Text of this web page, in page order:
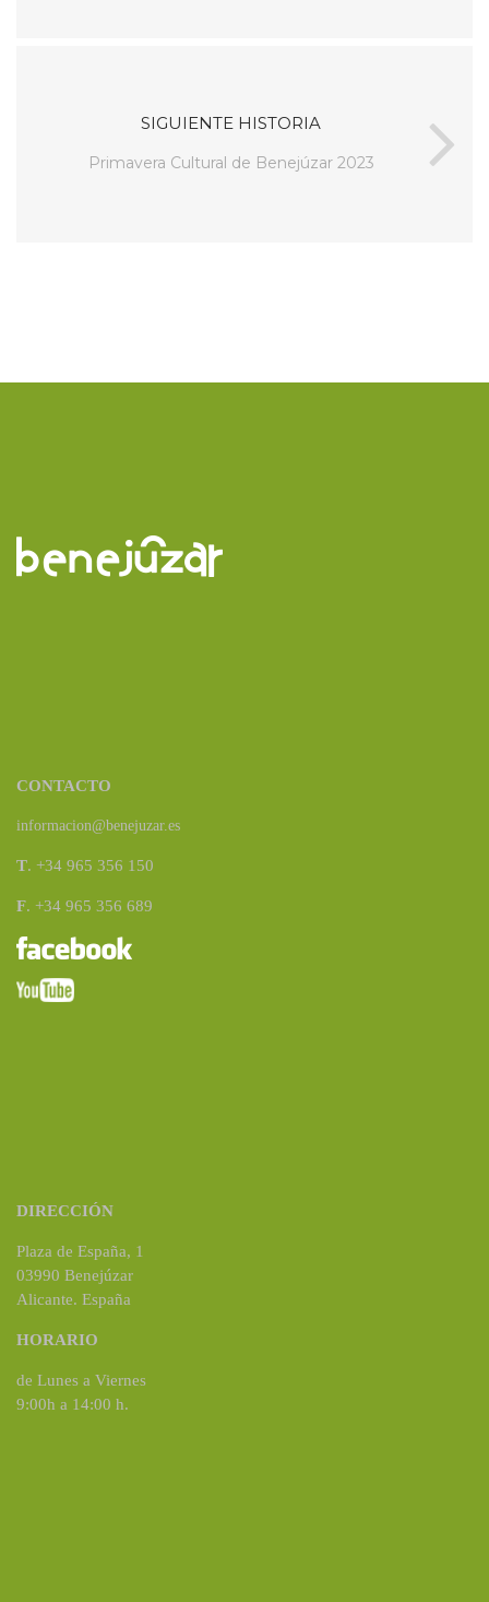
SIGUIENTE HISTORIA
Primavera Cultural de Benejúzar 2023
CONTACTO
informacion@benejuzar.es
T. +34 965 356 150
F. +34 965 356 689
DIRECCIÓN
Plaza de España, 1
03990 Benejúzar
Alicante. España
HORARIO
de Lunes a Viernes
9:00h a 14:00 h.